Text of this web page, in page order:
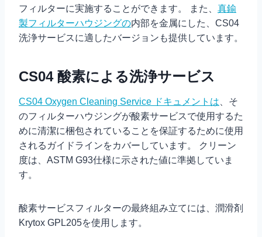
フィルターに実施することができます。 また、 真鍮
製フィルターハウジングの内部を金属にした、CS04
洗浄サービスに適したバージョンも提供しています。
CS04 酸素による洗浄サービス
CS04 Oxygen Cleaning Service ドキュメントは 、そ
のフィルターハウジングが酸素サービスで使用するた
めに清潔に梱包されていることを保証するために使用
されるガイドラインをカバーしています。 クリーン
度は、ASTM G93仕様に示された値に準拠していま
す。
酸素サービスフィルターの最終組み立てには、潤滑剤
Krytox GPL205を使用します。